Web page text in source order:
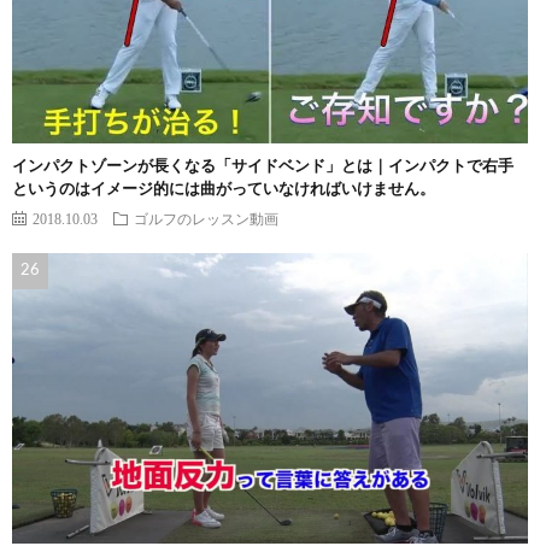
インパクトゾーンが長くなる「サイドベンド」とは｜インパクトで右手
というのはイメージ的には曲がっていなければいけません。
2018.10.03 ゴルフのレッスン動画